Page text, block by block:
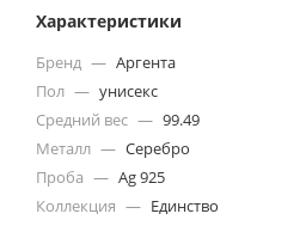
Характеристики
Бренд — Аргента
Пол — унисекс
Средний вес — 99.49
Металл — Серебро
Проба — Ag 925
Коллекция — Единство